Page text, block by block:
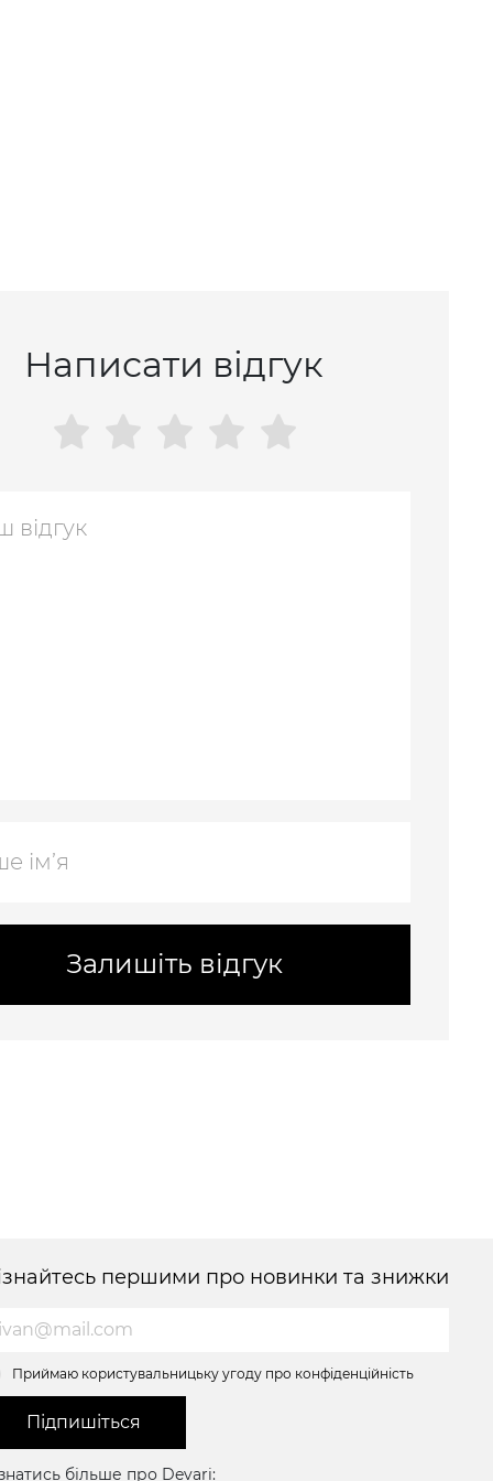
Написати відгук
Залишіть відгук
першими про новинки та знижки
Приймаю користувальницьку угоду про конфіденційність
Підпишіться
більше про Devari: